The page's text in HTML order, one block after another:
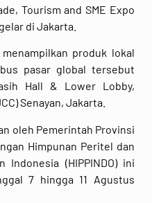
Tourism and SME Expo
di Jakarta.
produk lokal
pasar global tersebut
Hall & Lower Lobby,
Senayan, Jakarta.
oleh Pemerintah Provinsi
Himpunan Peritel dan
Indonesia (HIPPINDO) ini
7 hingga 11 Agustus